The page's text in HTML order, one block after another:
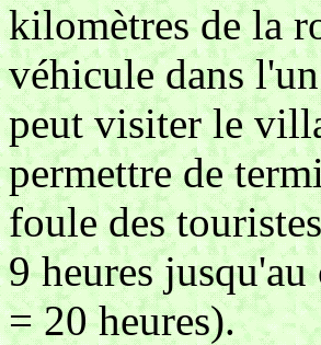
kilomètres de la
véhicule dans
peut visiter le
permettre de
foule des
9 heures
= 20 heures).